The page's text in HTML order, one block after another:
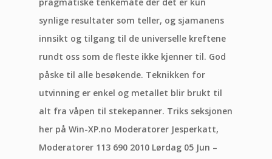
synlige resultater som teller, og sjamanens
innsikt og tilgang til de universelle kreftene
rundt oss som de fleste ikke kjenner til. God
påske til alle besøkende. Teknikken for
utvinning er enkel og metallet blir brukt til
alt fra våpen til stekepanner. Triks seksjonen
her på Win-XP.no Moderatorer Jesperkatt,
Moderatorer 113 690 2010 Lørdag 05 Jun –